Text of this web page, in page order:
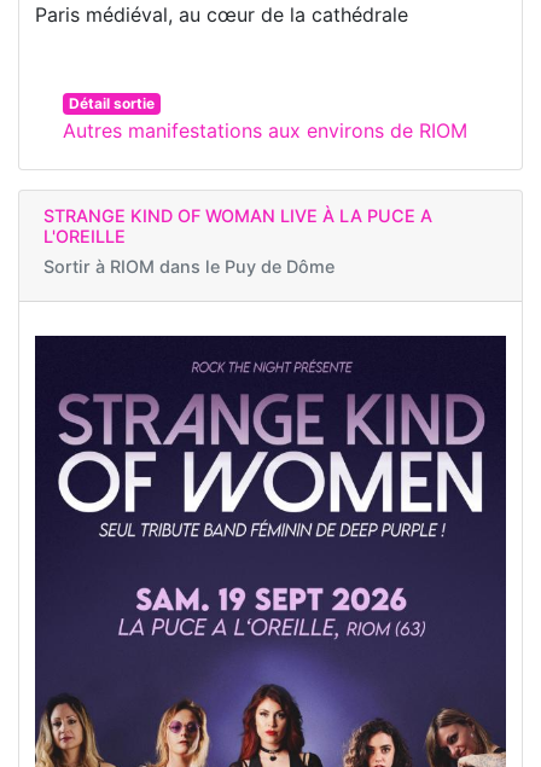
Paris médiéval, au cœur de la cathédrale
Détail sortie
Autres manifestations aux environs de RIOM
STRANGE KIND OF WOMAN LIVE À LA PUCE A
L'OREILLE
Sortir à RIOM dans le Puy de Dôme